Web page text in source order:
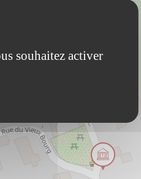
souhaitez activer